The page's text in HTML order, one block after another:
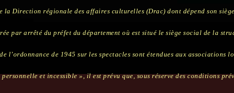
la Direction régionale des affaires culturelles (Drac) dont dépend son
par arrêté du préfet du département où est situé le siège social de la
l’ordonnance de 1945 sur les spectacles sont étendues aux
et incessible », il est prévu que, sous réserve des conditions